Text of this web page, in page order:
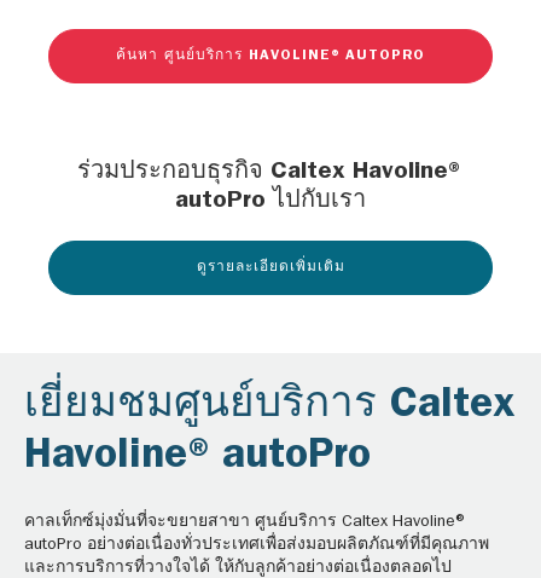
ค้นหา ศูนย์บริการ HAVOLINE® AUTOPRO
ร่วมประกอบธุรกิจ Caltex Havoline®
autoPro ไปกับเรา
ดูรายละเอียดเพิ่มเติม
เยี่ยมชมศูนย์บริการ Caltex
Havoline® autoPro
คาลเท็กซ์มุ่งมั่นที่จะขยายสาขา ศูนย์บริการ Caltex Havoline®
autoPro อย่างต่อเนื่องทั่วประเทศเพื่อส่งมอบผลิตภัณฑ์ที่มีคุณภาพ
และการบริการที่วางใจได้ ให้กับลูกค้าอย่างต่อเนื่องตลอดไป